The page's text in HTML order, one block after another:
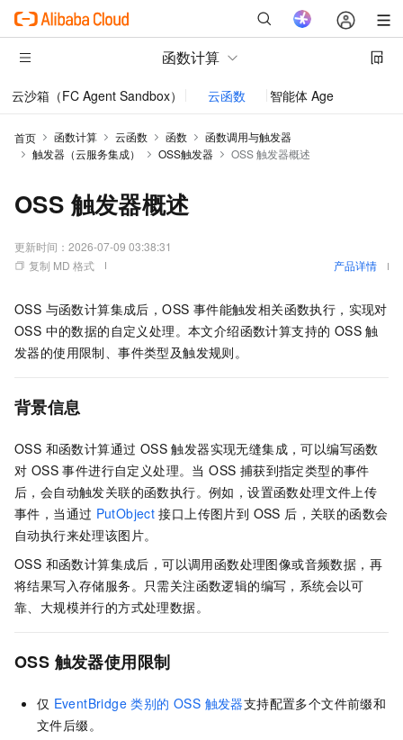
函数计算
云沙箱（FC Agent Sandbox） 云函数 智能体 AgentRun
首页 函数计算 云函数 函数
函数调用与触发器
触发器（云服务集成）
OSS触发器 OSS 触发器概述
OSS 触发器概述
更新时间： 2026-07-09 03:38:31
复制 MD 格式
产品详情
OSS 与函数计算集成后，OSS 事件能触发相关函数执行，实现对
OSS 中的数据的自定义处理。本文介绍函数计算支持的 OSS 触
发器的使用限制、事件类型及触发规则。
背景信息
OSS 和函数计算通过 OSS 触发器实现无缝集成，可以编写函数
对 OSS 事件进行自定义处理。当 OSS 捕获到指定类型的事件
后，会自动触发关联的函数执行。例如，设置函数处理文件上传
事件，当通过 PutObject 接口上传图片到 OSS 后，关联的函数会
自动执行来处理该图片。
OSS 和函数计算集成后，可以调用函数处理图像或音频数据，再
将结果写入存储服务。只需关注函数逻辑的编写，系统会以可
靠、大规模并行的方式处理数据。
OSS 触发器使用限制
仅 EventBridge 类别的 OSS 触发器支持配置多个文件前缀和
文件后缀。